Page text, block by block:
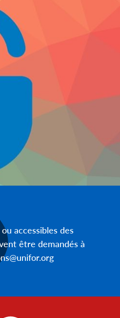
accessibles des
être demandés à